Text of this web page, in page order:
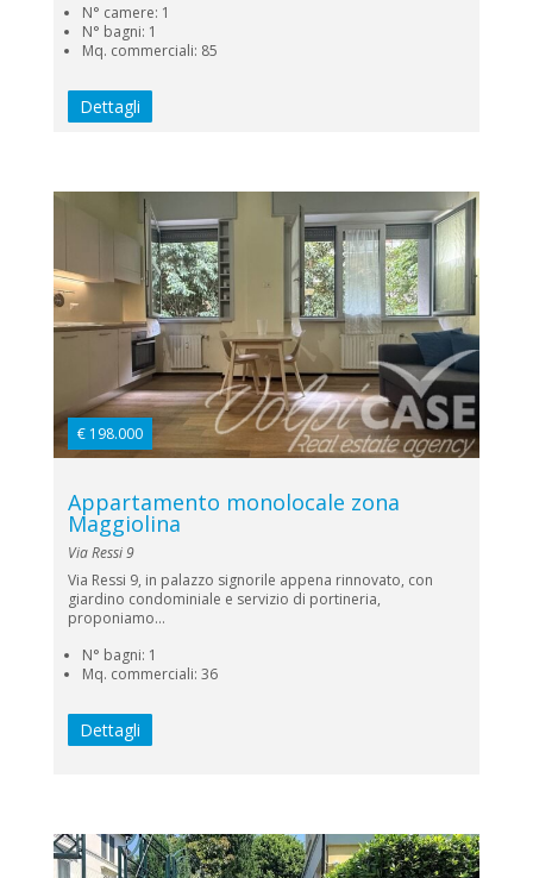
N° camere: 1
N° bagni: 1
Mq. commerciali: 85
Dettagli
€ 198.000
Appartamento monolocale zona
Maggiolina
Via Ressi 9
Via Ressi 9, in palazzo signorile appena rinnovato, con
giardino condominiale e servizio di portineria,
proponiamo...
N° bagni: 1
Mq. commerciali: 36
Dettagli